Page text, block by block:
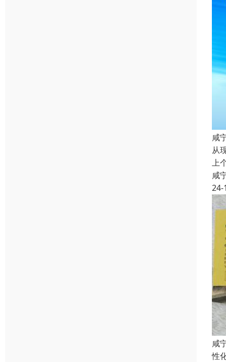
咸
从
上
咸
24-
咸
性